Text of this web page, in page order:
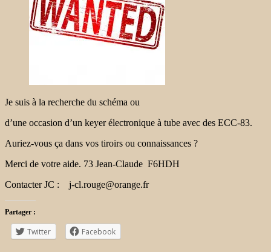
Je suis à la recherche du schéma ou
d’une occasion d’un keyer électronique à tube avec des ECC-83.
Auriez-vous ça dans vos tiroirs ou connaissances ?
Merci de votre aide. 73 Jean-Claude F6HDH
Contacter JC : j-cl.rouge@orange.fr
Partager :
Twitter Facebook